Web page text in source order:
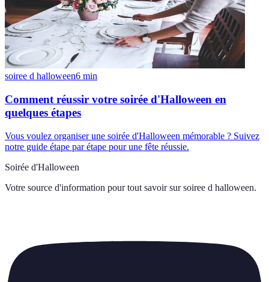
soiree d halloween6 min
Comment réussir votre soirée d'Halloween en
quelques étapes
Vous voulez organiser une soirée d'Halloween mémorable ? Suivez
notre guide étape par étape pour une fête réussie.
Soirée d'Halloween
Votre source d'information pour tout savoir sur soiree d halloween.